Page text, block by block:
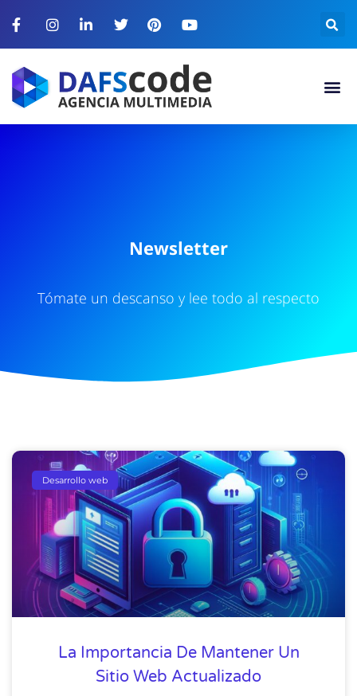
Newsletter
Tómate un descanso y lee todo al respecto
Desarrollo web
La Importancia De Mantener Un
Sitio Web Actualizado